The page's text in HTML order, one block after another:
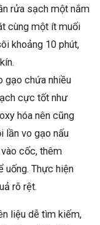
rửa sạch một nắm
cùng một ít muối
khoảng 10 phút,
gạo chứa nhiều
cực tốt như
hóa nên cũng
lần vo gạo nấu
cốc, thêm
uống. Thực hiện
rõ rệt.
liệu dễ tìm kiếm,